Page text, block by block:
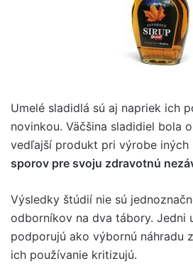
Umelé sladidlá sú aj napriek ich
novinkou. Väčšina sladidiel bola
vedľajší produkt pri výrobe iných
sporov pre svoju zdravotnú
Výsledky štúdií nie sú
odborníkov na dva tábory. Jedni
podporujú ako výbornú náhradu
ich používanie kritizujú.